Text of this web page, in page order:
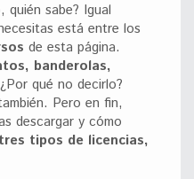
quién sabe? Igual
está entre los
de esta página.
banderolas,
qué no decirlo?
Pero en fin,
descargar y cómo
tres tipos de licencias,